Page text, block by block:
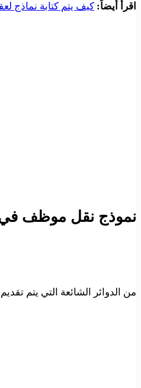
اقرأ أيضاً: كيف يتم كتابة نماذج
نموذج نقل موظف في
من الدوائر الشائعة التي يتم